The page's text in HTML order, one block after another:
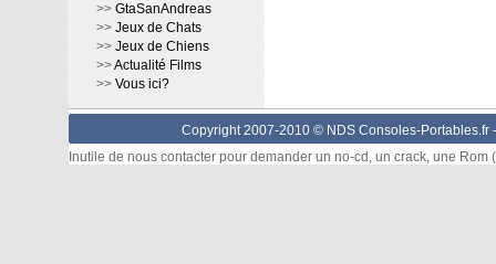
>> GtaSanAndreas
>> Jeux de Chats
>> Jeux de Chiens
>>Actualité Films
>> Vous ici?
Copyright 2007-2010 © NDS Consoles-Portables.fr
Inutile de nous contacter pour demander un no-cd, un crack, une